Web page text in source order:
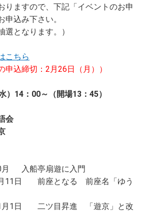
りますので、下記「イベントのお申
込み下さい。
選となります。）
こちら
申込締切：2月26日（月））
14：00～（開場13：45）
会
入船亭扇遊に入門
11日
前座となる 前座名「ゆう
1日
二ツ目昇進 「遊京」と改